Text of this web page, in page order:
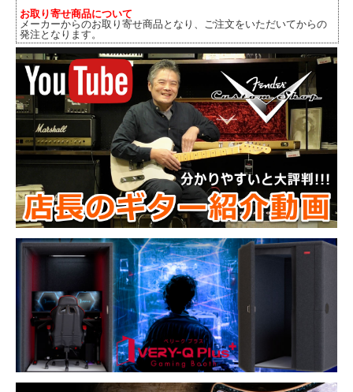
お取り寄せ商品について
メーカーからのお取り寄せ商品となり、ご注文をいただいてからの
発注となります。